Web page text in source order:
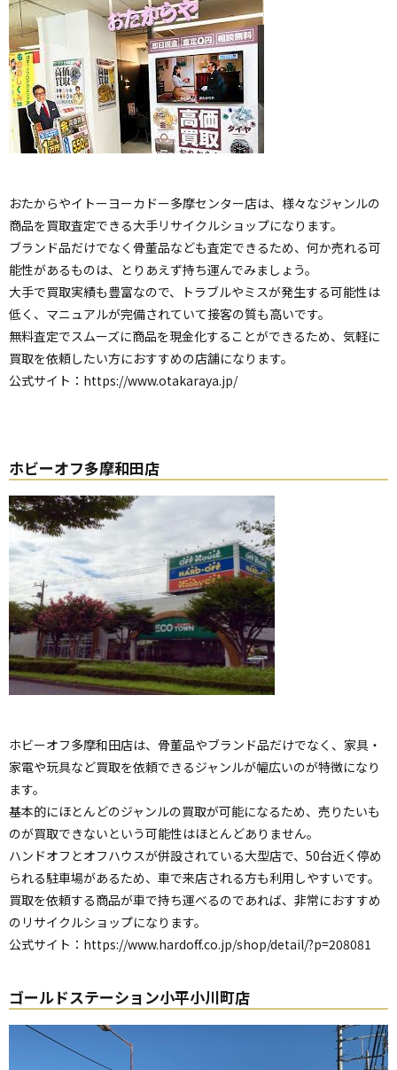
おたからやイトーヨーカドー多摩センター店は、様々なジャンルの
商品を買取査定できる大手リサイクルショップになります。
ブランド品だけでなく骨董品なども査定できるため、何か売れる可
能性があるものは、とりあえず持ち運んでみましょう。
大手で買取実績も豊富なので、トラブルやミスが発生する可能性は
低く、マニュアルが完備されていて接客の質も高いです。
無料査定でスムーズに商品を現金化することができるため、気軽に
買取を依頼したい方におすすめの店舗になります。
公式サイト： https://www.otakaraya.jp/
ホビーオフ多摩和田店
ホビーオフ多摩和田店は、骨董品やブランド品だけでなく、家具・
家電や玩具など買取を依頼できるジャンルが幅広いのが特徴になり
ます。
基本的にほとんどのジャンルの買取が可能になるため、売りたいも
のが買取できないという可能性はほとんどありません。
ハンドオフとオフハウスが併設されている大型店で、50台近く停め
られる駐車場があるため、車で来店される方も利用しやすいです。
買取を依頼する商品が車で持ち運べるのであれば、非常におすすめ
のリサイクルショップになります。
公式サイト： https://www.hardoff.co.jp/shop/detail/?p=208081
ゴールドステーション小平小川町店